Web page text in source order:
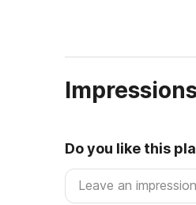
Do you like this